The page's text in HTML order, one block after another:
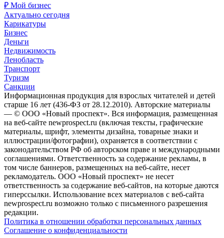
₽ Мой бизнес
Актуально сегодня
Карикатуры
Бизнес
Деньги
Недвижимость
Ленобласть
Транспорт
Туризм
Санкции
Информационная продукция для взрослых читателей и детей
старше 16 лет (436-ФЗ от 28.12.2010). Авторские материалы
— © ООО «Новый проспект». Вся информация, размещенная
на веб-сайте newprospect.ru (включая тексты, графические
материалы, шрифт, элементы дизайна, товарные знаки и
иллюстрации/фотографии), охраняется в соответствии с
законодательством РФ об авторском праве и международными
соглашениями. Ответственность за содержание рекламы, в
том числе баннеров, размещенных на веб-сайте, несет
рекламодатель. ООО «Новый проспект» не несет
ответственность за содержание веб-сайтов, на которые даются
гиперссылки. Использование всех материалов с веб-сайта
newprospect.ru возможно только с письменного разрешения
редакции.
Политика в отношении обработки персональных данных
Соглашение о конфиденциальности